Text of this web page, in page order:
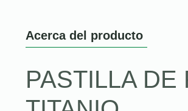
Acerca del producto
PASTILLA DE